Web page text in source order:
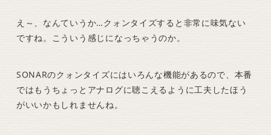
え～、なんていうか…クォンタイズすると非常に味気ない
ですね。こういう感じになっちゃうのか。
SONARのクォンタイズにはいろんな機能があるので、本番
ではもうちょっとアナログに聴こえるように工夫したほう
がいいかもしれませんね。